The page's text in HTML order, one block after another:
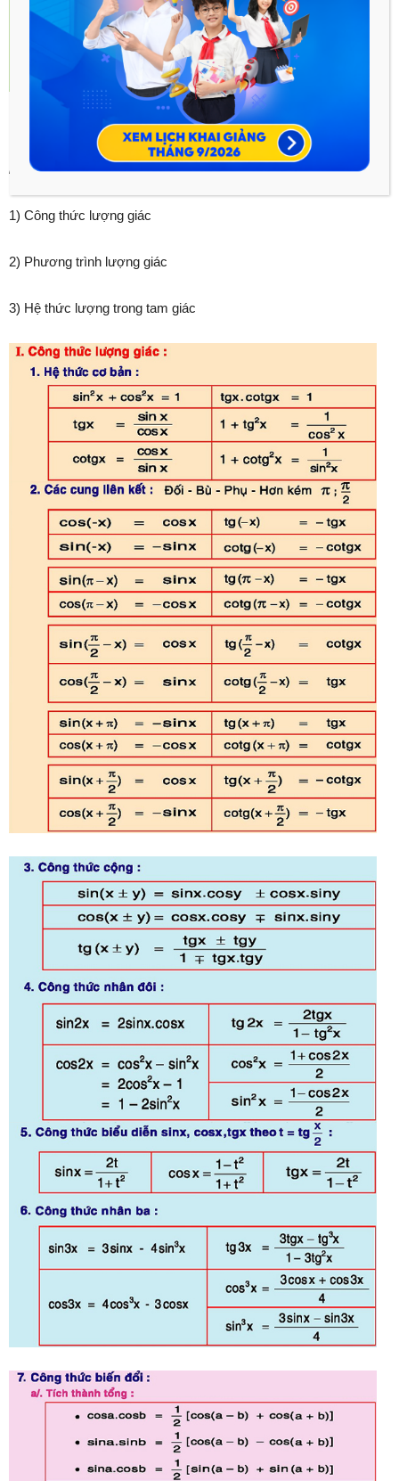
PHẦN II. LƯỢNG GIÁC
Bao gồm 3 chuyên đề lớn
1) Công thức lượng giác
2) Phương trình lượng giác
3) Hệ thức lượng trong tam giác